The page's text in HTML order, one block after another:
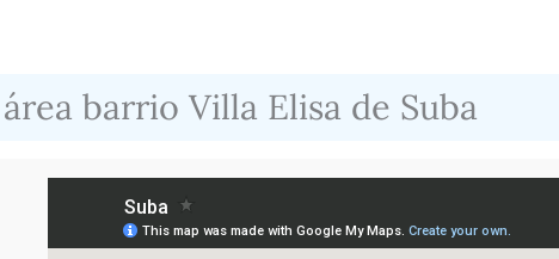
barrio Villa Elisa de Suba